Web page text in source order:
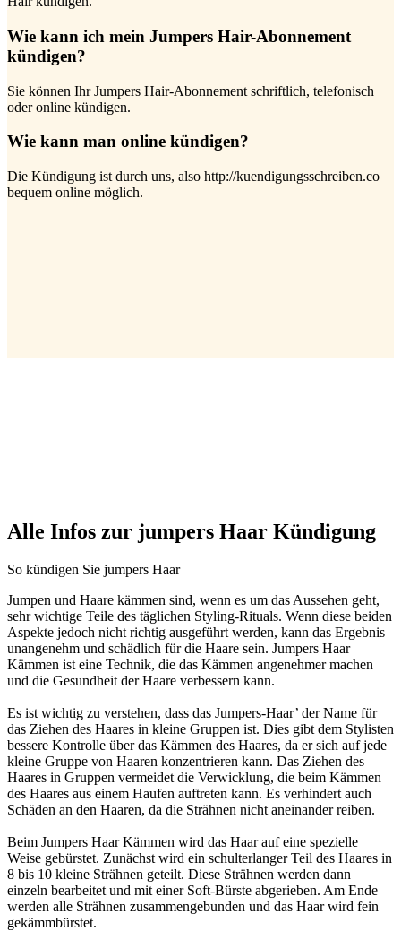
Wie kann ich mein Jumpers Hair-Abonnement
kündigen?
Sie können Ihr Jumpers Hair-Abonnement schriftlich, telefonisch
oder online kündigen.
Wie kann man online kündigen?
Die Kündigung ist durch uns, also http://kuendigungsschreiben.co
bequem online möglich.
Alle Infos zur jumpers Haar Kündigung
So kündigen Sie jumpers Haar
Jumpen und Haare kämmen sind, wenn es um das Aussehen geht,
sehr wichtige Teile des täglichen Styling-Rituals. Wenn diese beiden
Aspekte jedoch nicht richtig ausgeführt werden, kann das Ergebnis
unangenehm und schädlich für die Haare sein. Jumpers Haar
Kämmen ist eine Technik, die das Kämmen angenehmer machen
und die Gesundheit der Haare verbessern kann.
Es ist wichtig zu verstehen, dass das Jumpers-Haar’ der Name für
das Ziehen des Haares in kleine Gruppen ist. Dies gibt dem Stylisten
bessere Kontrolle über das Kämmen des Haares, da er sich auf jede
kleine Gruppe von Haaren konzentrieren kann. Das Ziehen des
Haares in Gruppen vermeidet die Verwicklung, die beim Kämmen
des Haares aus einem Haufen auftreten kann. Es verhindert auch
Schäden an den Haaren, da die Strähnen nicht aneinander reiben.
Beim Jumpers Haar Kämmen wird das Haar auf eine spezielle
Weise gebürstet. Zunächst wird ein schulterlanger Teil des Haares in
8 bis 10 kleine Strähnen geteilt. Diese Strähnen werden dann
einzeln bearbeitet und mit einer Soft-Bürste abgerieben. Am Ende
werden alle Strähnen zusammengebunden und das Haar wird fein
gekämmbürstet.